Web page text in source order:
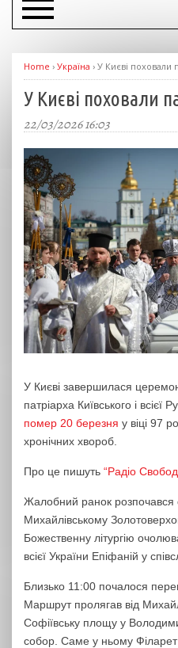
Home › Україна › У Києві поховали
У Києві поховали
22/03/2026 16:03
У Києві завершилася
патріарха Київського і всієї
помер 20 березня у віці 97
хронічних хвороб.
Про це пишуть “Радіо
Жалобний ранок розпочався
Михайлівському
Божественну літургію
всієї України Епіфаній у
Близько 11:00 почалося
Маршрут пролягав від
Софіївську площу у
собор. Саме у ньому